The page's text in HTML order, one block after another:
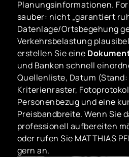
Planungsinformationen.
sauber: nicht „garantiert
Datenlage/Ortsbegehung
Verkehrsbelastung
erstellen Sie eine
und Banken schnell
Quellenliste, Datum
Kriterienraster,
Personenbezug und eine
Preisbandbreite. Wenn Sie
professionell aufbereiten
oder rufen Sie MATTHIAS
gern an.